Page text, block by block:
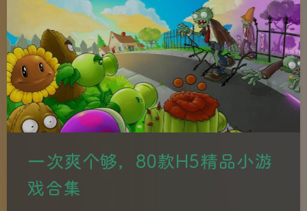
一次爽个够，80款H5精品小游
戏合集